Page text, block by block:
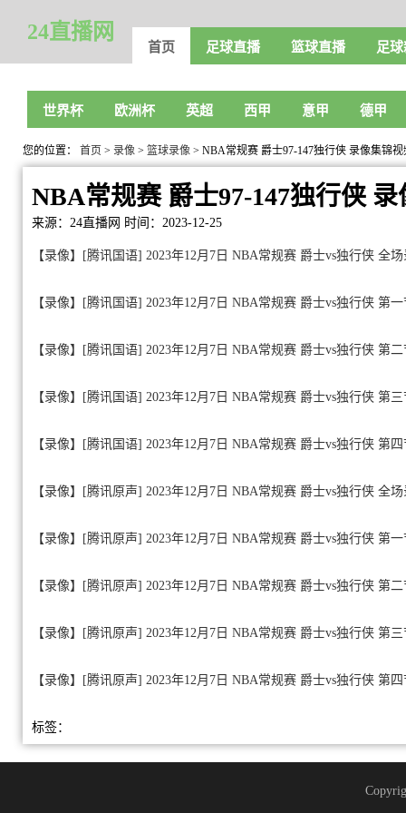
24直播网
首页 足球直播 篮球直播 足
世界杯 欧洲杯 英超 西甲 意甲 德甲
您的位置： 首页 > 录像 > 篮球录像 > NBA常规赛 爵士97-147独行侠 录像集锦视
NBA常规赛 爵士97-147独行侠
来源：24直播网 时间：2023-12-25
【录像】[腾讯国语] 2023年12月7日 NBA常规赛 爵士vs独行侠 全
【录像】[腾讯国语] 2023年12月7日 NBA常规赛 爵士vs独行侠 第
【录像】[腾讯国语] 2023年12月7日 NBA常规赛 爵士vs独行侠 第
【录像】[腾讯国语] 2023年12月7日 NBA常规赛 爵士vs独行侠 第
【录像】[腾讯国语] 2023年12月7日 NBA常规赛 爵士vs独行侠 第
【录像】[腾讯原声] 2023年12月7日 NBA常规赛 爵士vs独行侠 全
【录像】[腾讯原声] 2023年12月7日 NBA常规赛 爵士vs独行侠 第
【录像】[腾讯原声] 2023年12月7日 NBA常规赛 爵士vs独行侠 第
【录像】[腾讯原声] 2023年12月7日 NBA常规赛 爵士vs独行侠 第
【录像】[腾讯原声] 2023年12月7日 NBA常规赛 爵士vs独行侠 第
标签：